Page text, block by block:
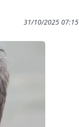
31/10/2025 07:15